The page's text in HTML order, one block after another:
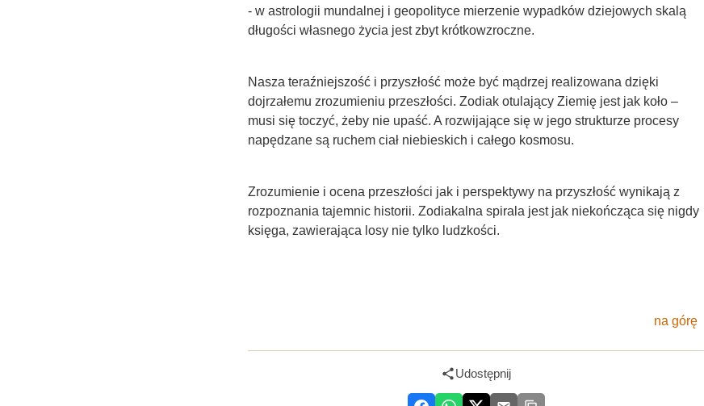
- w astrologii mundalnej i geopolityce mierzenie wypadków dziejowych skalą
długości własnego życia jest zbyt krótkowzroczne.
Nasza teraźniejszość i przyszłość może być mądrzej realizowana dzięki
dojrzałemu zrozumieniu przeszłości. Zodiak otulający Ziemię jest jak koło –
musi się toczyć, żeby nie upaść. A rozwijające się w jego strukturze procesy
napędzane są ruchem ciał niebieskich i całego kosmosu.
Zrozumienie i ocena przeszłości jak i perspektywy na przyszłość wynikają z
rozpoznania tajemnic historii. Zodiakalna spirala jest jak niekończąca się nigdy
księga, zawierająca losy nie tylko ludzkości.
na górę
Udostępnij